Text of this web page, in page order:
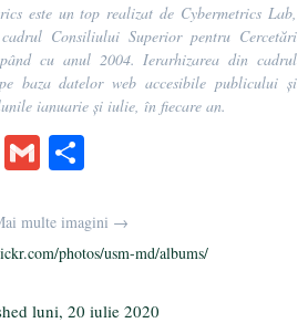
este un top realizat de Cybermetrics Lab,
Consiliului Superior pentru Cercetări
cu anul 2004. Ierarhizarea din cadrul
baza datelor web accesibile publicului şi
ianuarie şi iulie, în fiecare an.
V G
ailaj
ea
ză
multe imagini →
photos/usm-md/albums/
luni, 20 iulie 2020